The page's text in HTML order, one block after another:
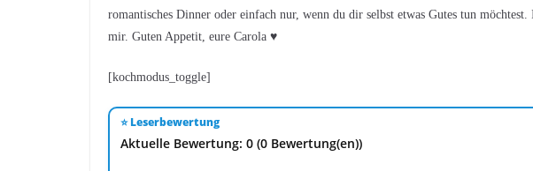
romantisches Dinner oder einfach nur, wenn du dir selbst etwas Gutes tun
mir. Guten Appetit, eure Carola ♥︎
[kochmodus_toggle]
⭐ Leserbewertung
Aktuelle Bewertung: 0 (0 Bewertung(en))